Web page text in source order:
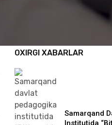
OXIRGI XABARLAR
Samarqand
Institutida